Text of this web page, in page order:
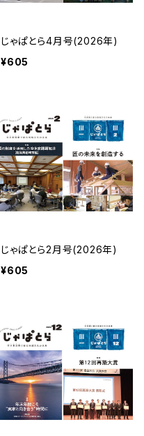
じゃぱとら4月号(2026年)
¥605
じゃぱとら2月号(2026年)
¥605